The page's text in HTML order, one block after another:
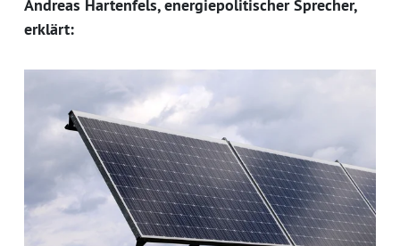
Andreas Hartenfels, energiepolitischer Sprecher,
erklärt: